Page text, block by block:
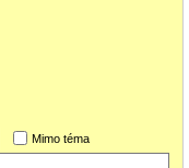
Mimo téma